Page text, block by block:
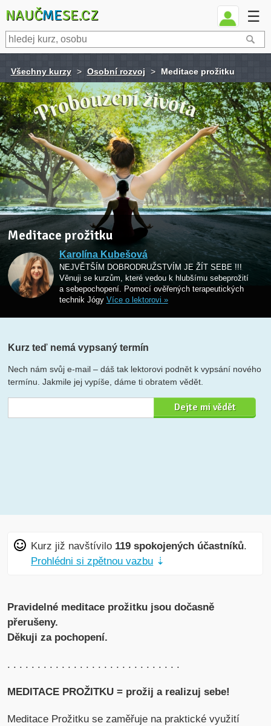
NAUČMESE.CZ ☰
Všechny kurzy > Osobní rozvoj > Meditace prožitku
Meditace prožitku
Karolína Kubešová
NEJVĚTŠÍM DOBRODRUŽSTVÍM JE ŽÍT SEBE !!!
Věnuji se kurzům, které vedou k hlubšímu sebeprožití
a sebepochopení. Pomocí ověřených terapeutických
technik Jógy Více o lektorovi »
Kurz teď nemá vypsaný termín
Nech nám svůj e-mail – dáš tak lektorovi podnět k vypsání nového
termínu. Jakmile jej vypíše, dáme ti obratem vědět.
Kurz již navštívilo 119 spokojených účastníků.
Prohlédni si zpětnou vazbu ⇣
Pravidelné meditace prožitku jsou dočasně
přerušeny.
Děkuji za pochopení.
. . . . . . . . . . . . . . . . . . . . . . . . . . . . .
MEDITACE PROŽITKU = prožij a realizuj sebe!
Meditace Prožitku se zaměřuje na praktické využití